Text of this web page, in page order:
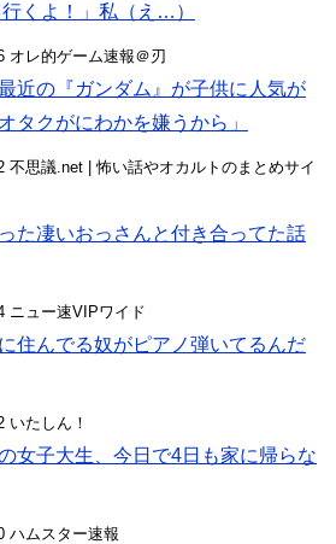
くよ！」私（え…）
オレ的ゲーム速報＠刃
近の『ガンダム』が子供に人気が
タクがにわかを嫌うから」
不思議.net | 怖い話やオカルトのまとめサイ
た凄いおっさんと付き合ってた話
ニュー速VIPワイド
住んでる奴がピアノ弾いてるんだ
いたしん！
女子大生、今日で4日も家に帰らな
ハムスター速報